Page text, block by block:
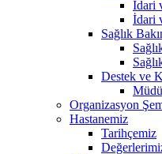
İdari
İdari
Sağlık
Destek ve
Organizasyon
Hastanemiz
Tarihçemiz